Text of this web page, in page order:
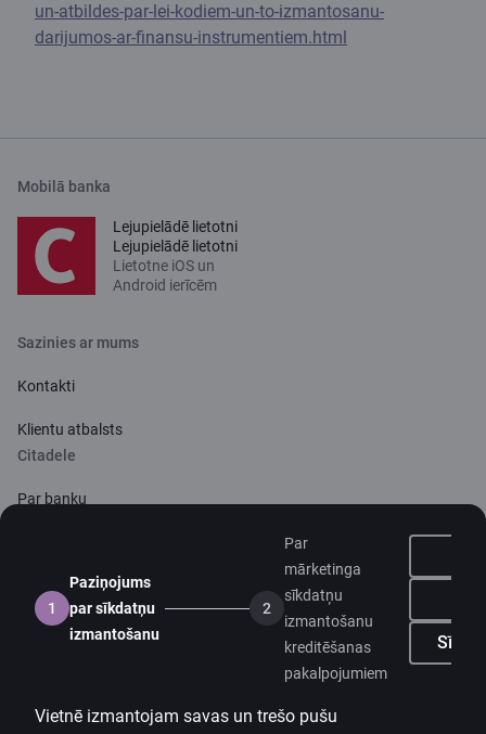
1
Paziņojums
par sīkdatņu
izmantošanu
2
Par
mārketinga
sīkdatņu
izmantošanu
kreditēšanas
pakalpojumiem
Vietnē izmantojam savas un trešo pušu
un-atbildes-par-lei-kodiem-un-to-izmantosanu-
darijumos-ar-finansu-instrumentiem.html
Mobilā banka
Lejupielādē lietotni
Lejupielādē lietotni
Lietotne iOS un
Android ierīcēm
Sazinies ar mums
Kontakti
Klientu atbalsts
Citadele
Par banku
Citadeles blogs